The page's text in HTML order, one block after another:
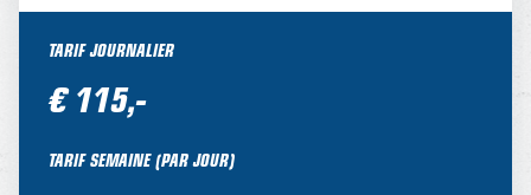
TARIF JOURNALIER
€ 115,-
TARIF SEMAINE (PAR JOUR)